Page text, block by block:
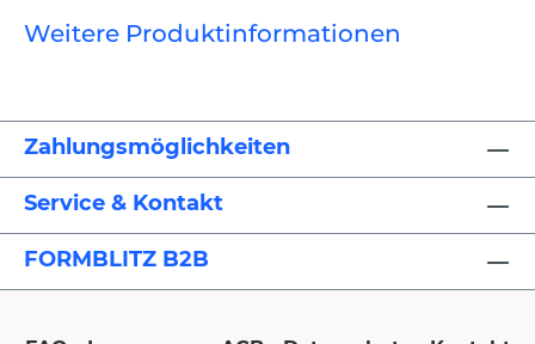
Weitere Produktinformationen
Zahlungsmöglichkeiten
Service & Kontakt
FORMBLITZ B2B